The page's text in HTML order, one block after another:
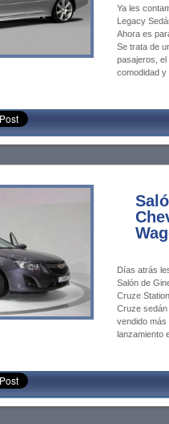
Ya les
Legacy
Ahora es
Se trata de
pasajeros,
comodidad
Días atrás
Salón de
Cruze
Cruze
vendido más
lanzamiento